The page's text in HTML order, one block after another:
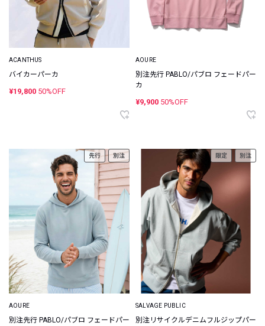
ACANTHUS
バイカーパーカ
¥19,800 50%OFF
AOURE
別注先行 PABLO/パブロ フェードパー
カ
¥9,900 50%OFF
先行 別注
AOURE
別注先行 PABLO/パブロ フェードパー
限定 別注
SALVAGE PUBLIC
別注リサイクルデニムフルジップパー